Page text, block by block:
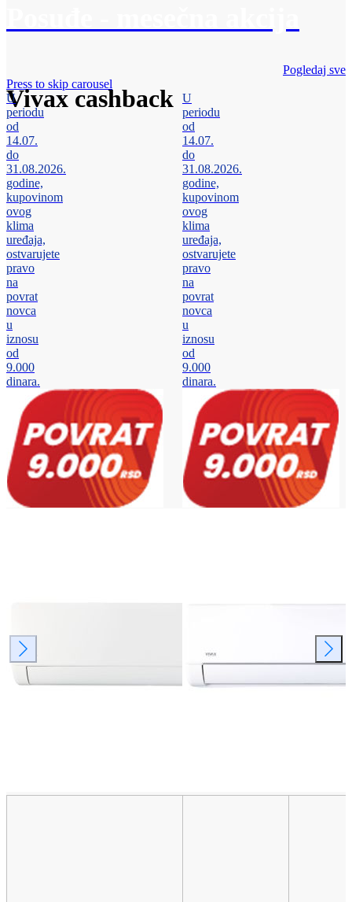
Vivax cashback
Pogledaj sve
Press to skip carousel
U
periodu
od
14.07.
do
31.08.2026.
godine,
kupovinom
ovog
klima
uređaja,
ostvarujete
pravo
na
povrat
novca
u
iznosu
od
9.000
dinara.
U
periodu
od
14.07.
do
31.08.2026.
godine,
kupovinom
ovog
klima
uređaja,
ostvarujete
pravo
na
povrat
novca
u
iznosu
od
9.000
dinara.